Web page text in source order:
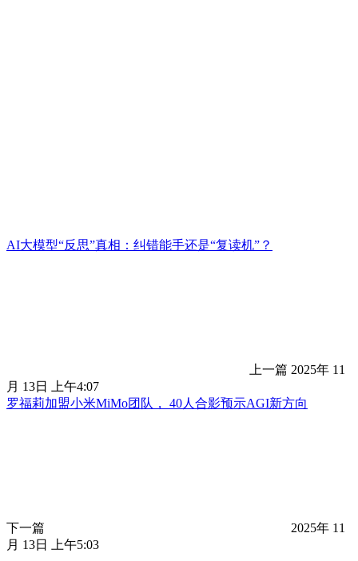
AI大模型“反思”真相：纠错能手还是“复读机”？
上一篇 2025年 11
月 13日 上午4:07
罗福莉加盟小米MiMo团队， 40人合影预示AGI新方向
下一篇
2025年 11
月 13日 上午5:03